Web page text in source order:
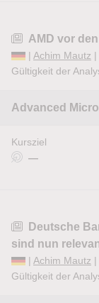
AMD vor
| Achim Mautz |
Gültigkeit der
Advanced
Kursziel
—
Deutsche
sind nun
| Achim Mautz |
Gültigkeit der